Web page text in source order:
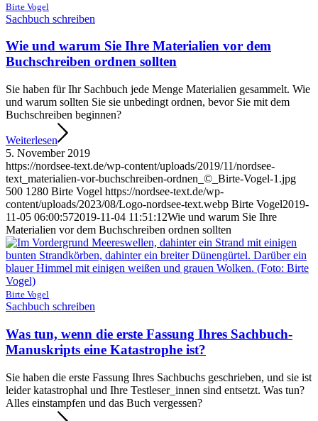
Birte Vogel
Sachbuch schreiben
Wie und warum Sie Ihre Materialien vor dem
Buchschreiben ordnen sollten
Sie haben für Ihr Sachbuch jede Menge Materialien gesammelt. Wie
und warum sollten Sie sie unbedingt ordnen, bevor Sie mit dem
Buchschreiben beginnen?
Weiterlesen
5. November 2019
https://nordsee-text.de/wp-content/uploads/2019/11/nordsee-
text_materialien-vor-buchschreiben-ordnen_©_Birte-Vogel-1.jpg
500 1280 Birte Vogel https://nordsee-text.de/wp-
content/uploads/2023/08/Logo-nordsee-text.webp Birte Vogel2019-
11-05 06:00:572019-11-04 11:51:12Wie und warum Sie Ihre
Materialien vor dem Buchschreiben ordnen sollten
Birte Vogel
Sachbuch schreiben
Was tun, wenn die erste Fassung Ihres Sachbuch-
Manuskripts eine Katastrophe ist?
Sie haben die erste Fassung Ihres Sachbuchs geschrieben, und sie ist
leider katastrophal und Ihre Testleser_innen sind entsetzt. Was tun?
Alles einstampfen und das Buch vergessen?